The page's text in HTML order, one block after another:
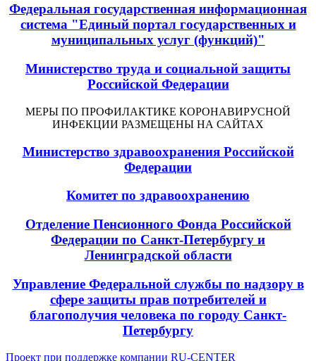
Федеральная государственная информационная
система "Единый портал государственных и
муниципальных услуг (функций)"
Министерство труда и социальной защиты
Российской Федерации
МЕРЫ ПО ПРОФИЛАКТИКЕ КОРОНАВИРУСНОЙ
ИНФЕКЦИИ РАЗМЕЩЕНЫ НА САЙТАХ
Министерство здравоохранения Российской
Федерации
Комитет по здравоохранению
Отделение Пенсионного Фонда Российской
Федерации по Санкт-Петербургу и
Ленинградской области
Управление Федеральной службы по надзору в
сфере защиты прав потребителей и
благополучия человека по городу Санкт-
Петербургу
Проект при поддержке компании RU-CENTER